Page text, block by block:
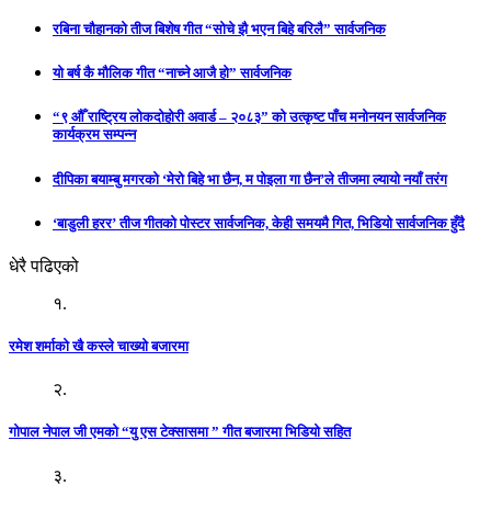
रबिना चौहानको तीज बिशेष गीत “सोचे झै भएन बिहे बरिलै” सार्वजनिक
यो बर्ष कै मौलिक गीत “नाच्ने आजै हो” सार्वजनिक
“९ औँ राष्ट्रिय लोकदोहोरी अवार्ड – २०८३” को उत्कृष्ट पाँच मनोनयन सार्वजनिक
कार्यक्रम सम्पन्न
दीपिका बयाम्बु मगरको ‘मेरो बिहे भा छैन, म पोइला गा छैन’ले तीजमा ल्यायो नयाँ तरंग
‘बाडुली हरर’ तीज गीतको पोस्टर सार्वजनिक, केही समयमै गित, भिडियो सार्वजनिक हुँदै
धेरै पढिएको
१.
रमेश शर्माको खै कस्ले चाख्यो बजारमा
२.
गोपाल नेपाल जी एमको “यु एस टेक्सासमा ” गीत बजारमा भिडियो सहित
३.